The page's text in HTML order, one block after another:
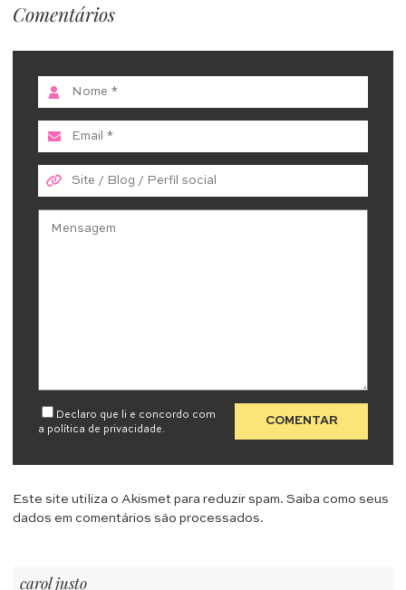
Comentários
Declaro que li e concordo com
a política de privacidade.
Este site utiliza o Akismet para reduzir spam. Saiba como seus
dados em comentários são processados.
carol justo